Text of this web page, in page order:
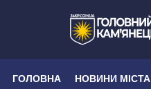
ГОЛОВНА НОВИНИ МІСТА